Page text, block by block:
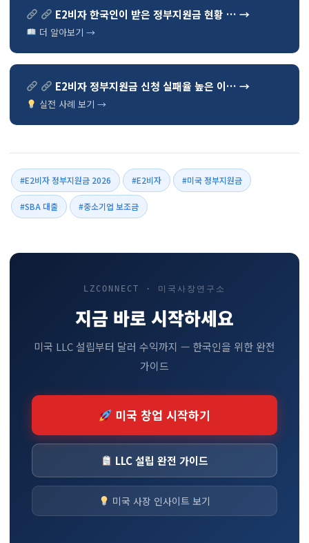
E2비자 한국인이 받은 정부지원금 현황 … →
더 알아보기 →
E2비자 정부지원금 신청 실패율 높은 이… →
실전 사례 보기 →
#E2비자 정부지원금 2026 #E2비자 #미국 정부지원금
#SBA 대출 #중소기업 보조금
LZCONNECT · 미국사장연구소
지금 바로 시작하세요
미국 LLC 설립부터 달러 수익까지 — 한국인을 위한 완전
가이드
미국 창업 시작하기
LLC 설립 완전 가이드
미국 사장 인사이트 보기